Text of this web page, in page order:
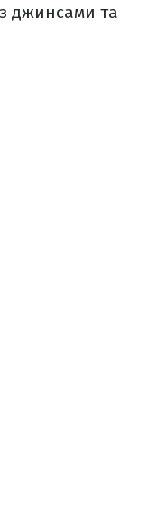
з джинсами та